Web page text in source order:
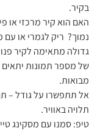
בקיר.
האם הוא קיר מרכזי או
נמוך?  ריק לגמרי או
גדולה מתאימה לקיר
של מספר תמונות יתאים
מבואות.
אל תתפשרו על גודל –
תלויה באוויר.
טיפ: סמנו עם מסקינג